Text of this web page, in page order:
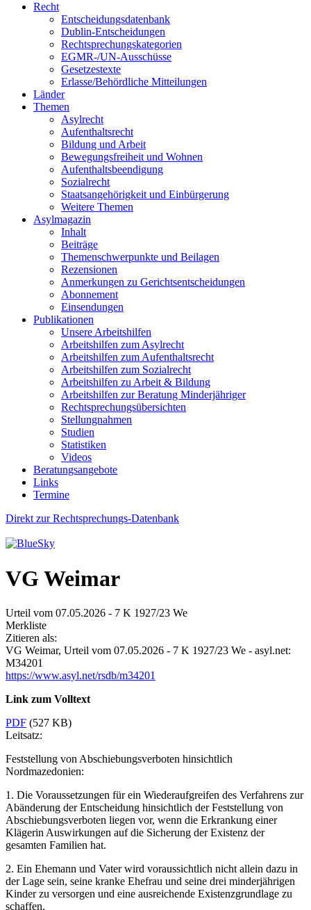
Recht
Entscheidungsdatenbank
Dublin-Entscheidungen
Rechtsprechungskategorien
EGMR-/UN-Ausschüsse
Gesetzestexte
Erlasse/Behördliche Mitteilungen
Länder
Themen
Asylrecht
Aufenthaltsrecht
Bildung und Arbeit
Bewegungsfreiheit und Wohnen
Aufenthaltsbeendigung
Sozialrecht
Staatsangehörigkeit und Einbürgerung
Weitere Themen
Asylmagazin
Inhalt
Beiträge
Themenschwerpunkte und Beilagen
Rezensionen
Anmerkungen zu Gerichtsentscheidungen
Abonnement
Einsendungen
Publikationen
Unsere Arbeitshilfen
Arbeitshilfen zum Asylrecht
Arbeitshilfen zum Aufenthaltsrecht
Arbeitshilfen zum Sozialrecht
Arbeitshilfen zu Arbeit & Bildung
Arbeitshilfen zur Beratung Minderjähriger
Rechtsprechungsübersichten
Stellungnahmen
Studien
Statistiken
Videos
Beratungsangebote
Links
Termine
Direkt zur Rechtsprechungs-Datenbank
VG Weimar
Urteil vom 07.05.2026 - 7 K 1927/23 We
Merkliste
Zitieren als:
VG Weimar, Urteil vom 07.05.2026 - 7 K 1927/23 We - asyl.net:
M34201
https://www.asyl.net/rsdb/m34201
Link zum Volltext
PDF (527 KB)
Leitsatz:
Feststellung von Abschiebungsverboten hinsichtlich
Nordmazedonien:
1. Die Voraussetzungen für ein Wiederaufgreifen des Verfahrens zur
Abänderung der Entscheidung hinsichtlich der Feststellung von
Abschiebungsverboten liegen vor, wenn die Erkrankung einer
Klägerin Auswirkungen auf die Sicherung der Existenz der
gesamten Familien hat.
2. Ein Ehemann und Vater wird voraussichtlich nicht allein dazu in
der Lage sein, seine kranke Ehefrau und seine drei minderjährigen
Kinder zu versorgen und eine ausreichende Existenzgrundlage zu
schaffen.